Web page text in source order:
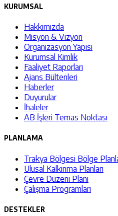
KURUMSAL
Hakkımızda
Misyon & Vizyon
Organizasyon Yapısı
Kurumsal Kimlik
Faaliyet Raporları
Ajans Bültenleri
Haberler
Duyurular
İhaleler
AB İşleri Temas Noktası
PLANLAMA
Trakya Bölgesi Bölge
Ulusal Kalkınma Planları
Çevre Düzeni Planı
Çalışma Programları
DESTEKLER